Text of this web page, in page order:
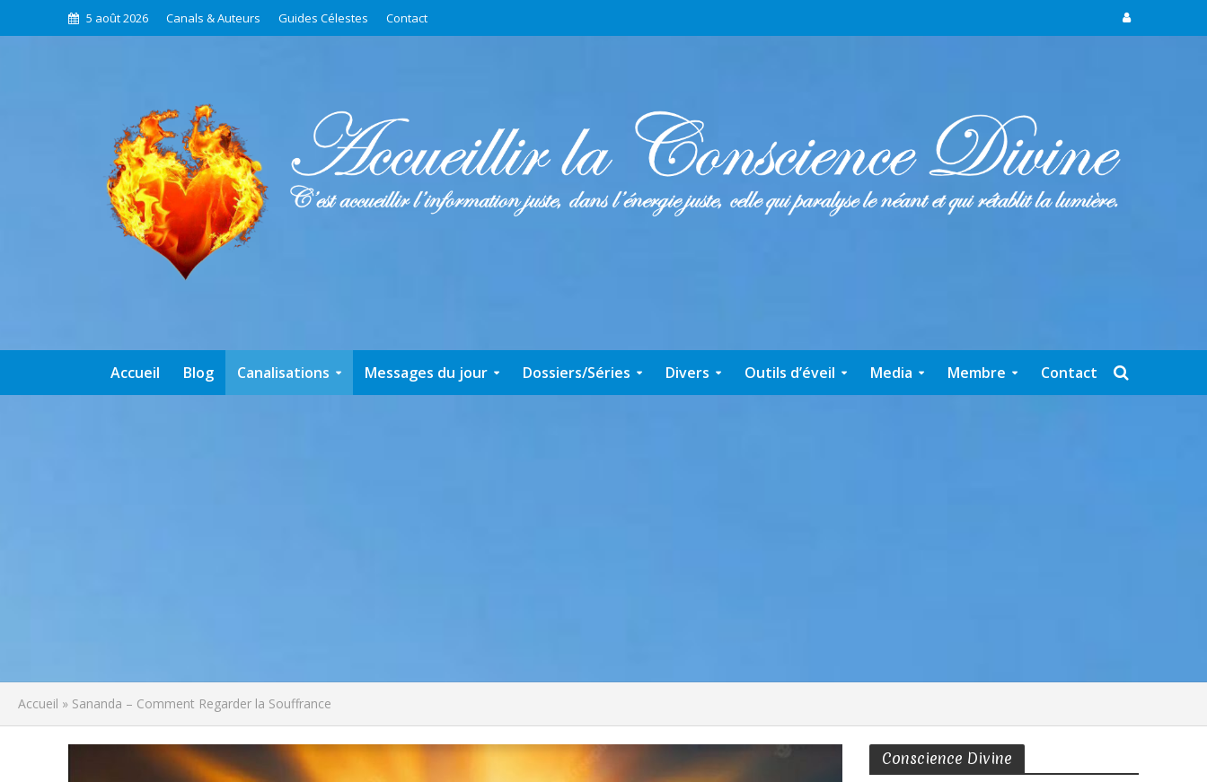
5 août 2026 Canals & Auteurs Guides Célestes Contact
Accueil Blog Canalisations Messages du jour Dossiers/Séries Divers Outils d’éveil Media Membre Contact
Accueil » Sananda – Comment Regarder la Souffrance
Conscience Divine